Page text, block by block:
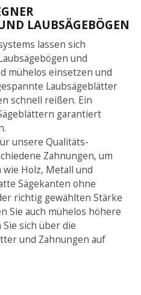
LAUBSÄGEBÖGEN
lassen sich
und
mühelos einsetzen und
Laubsägeblätter
schnell reißen. Ein
garantiert
unsere Qualitäts-
Zahnungen, um
Holz, Metall und
Sägekanten ohne
richtig gewählten Stärke
Sie auch mühelos höhere
sich über die
und Zahnungen auf